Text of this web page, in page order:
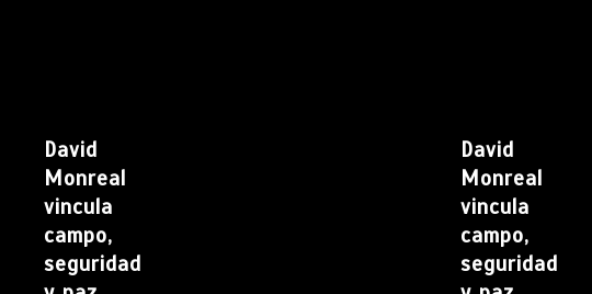
David
Monreal
vincula
campo,
seguridad
David
Monreal
vincula
campo,
seguridad